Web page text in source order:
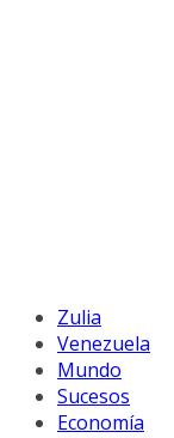
Zulia
Venezuela
Mundo
Sucesos
Economía